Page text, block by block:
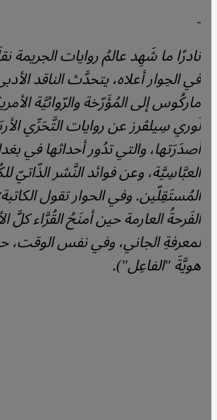
نادرًا ما شَهِد عالمُ روايات الجريمة
في الحِوار أعلاه، يتحدَّث الناقد
ماركُوس إلى المُؤَرّخة والرّوائيَّة
لُوري سِيلڤرز عن روايات التَّحَرِّي
أصدَرَتها، والتي تدُور أحداثها في
العبَّاسِيَّة، وعن فوائد النَّشر الذّاتيّ
المُستَقِلّين. وفي الحوار تقول
الفَرحةُ العارمة حين أمنَحُ القُرَّاء كلَّ
لمعرفةِ الجاني، وفي نفس
هويَّةَ "الفاعِل").